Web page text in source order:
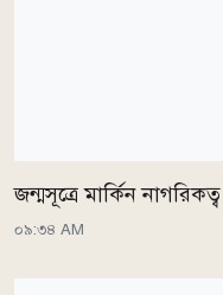
জন্মসূত্রে মার্কিন
০৯:৩৪ AM